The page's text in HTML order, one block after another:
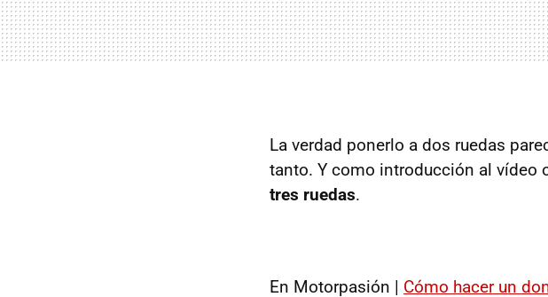
La verdad ponerlo a dos ruedas
tanto. Y como introducción al vídeo
tres ruedas.
En Motorpasión | Cómo hacer un